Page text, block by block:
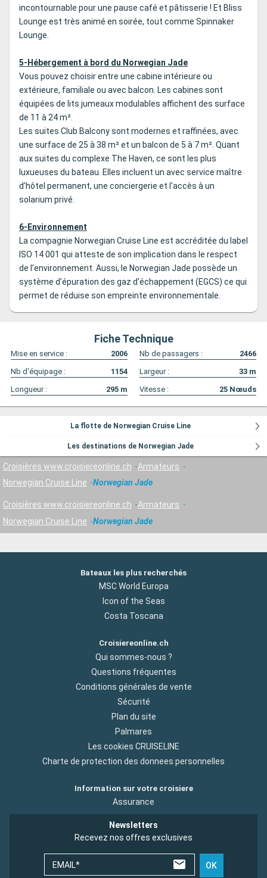
incontournable pour une pause café et pâtisserie ! Et Bliss
Lounge est très animé en soirée, tout comme Spinnaker
Lounge.
5-Hébergement à bord du Norwegian Jade
Vous pouvez choisir entre une cabine intérieure ou
extérieure, familiale ou avec balcon. Les cabines sont
équipées de lits jumeaux modulables affichent des surface
de 11 à 24 m².
Les suites Club Balcony sont modernes et raffinées, avec
une surface de 25 à 38 m² et un balcon de 5 à 7 m². Quant
aux suites du complexe The Haven, ce sont les plus
luxueuses du bateau. Elles incluent un avec service maître
d’hôtel permanent, une conciergerie et l'accès à un
solarium privé.
6-Environnement
La compagnie Norwegian Cruise Line est accréditée du label
ISO 14 001 qui atteste de son implication dans le respect
de l’environnement. Aussi, le Norwegian Jade possède un
système d’épuration des gaz d’échappement (EGCS) ce qui
permet de réduise son empreinte environnementale.
Fiche Technique
Mise en service : 2006 Nb de passagers :
2466
Nb d'équipage :
1154 Largeur : 33 m
Longueur :
295 m Vitesse : 25 Nœuds
La flotte de Norwegian Cruise Line
Les destinations de Norwegian Jade
Croisières www.croisiereonline.ch
Armateurs
Norwegian Cruise Line
Norwegian Jade
Croisières www.croisiereonline.ch
Armateurs
Norwegian Cruise Line
Norwegian Jade
Bateaux les plus recherchés
MSC World Europa
Icon of the Seas
Costa Toscana
Croisiereonline.ch
Qui sommes-nous ?
Questions fréquentes
Conditions générales de vente
Sécurité
Plan du site
Palmares
Les cookies CRUISELINE
Charte de protection des donnees personnelles
Information sur votre croisiere
Assurance
Newsletters
Recevez nos offres exclusives
EMAIL* OK